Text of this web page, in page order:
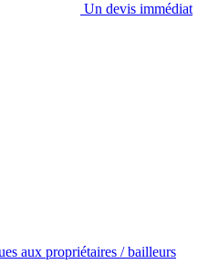
Un devis immédiat
aux propriétaires / bailleurs